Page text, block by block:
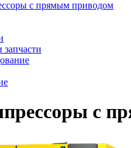
с прямым приводом
с